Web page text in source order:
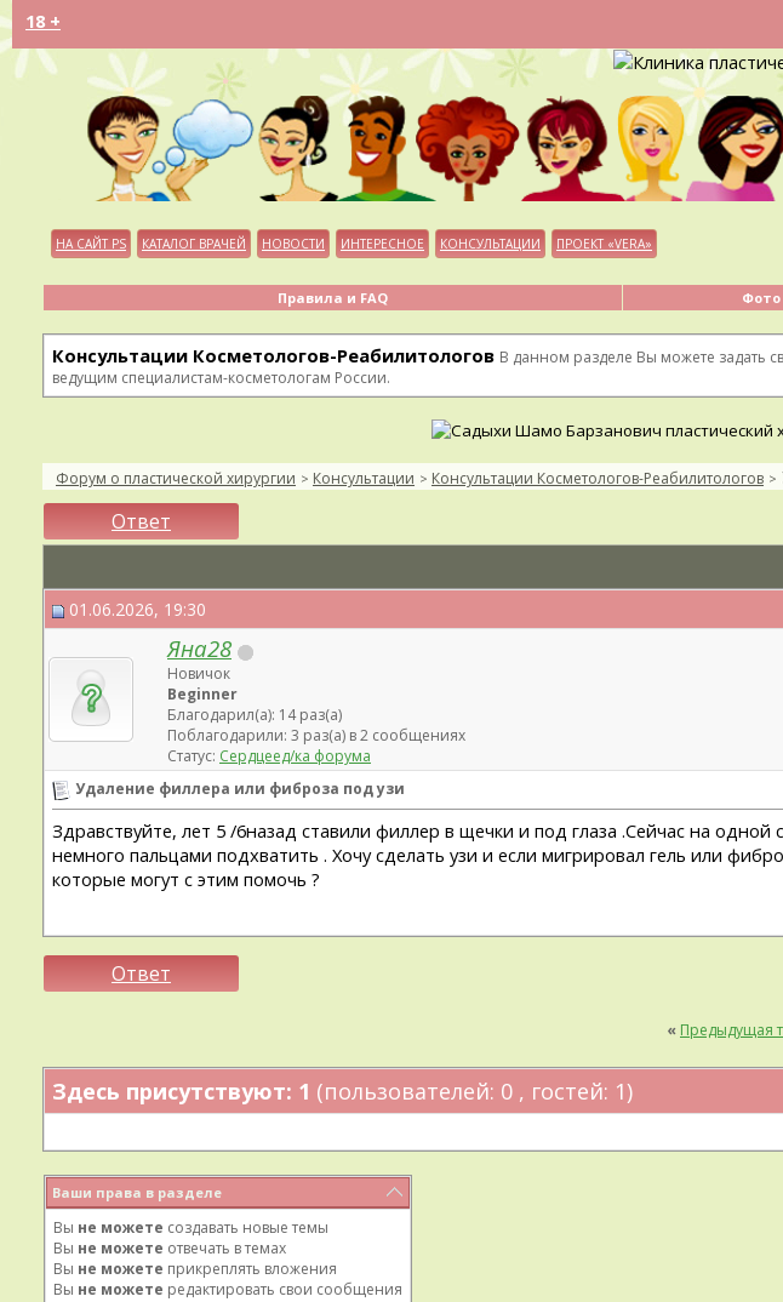
18 +
НА САЙТ PS КАТАЛОГ ВРАЧЕЙ НОВОСТИ ИНТЕРЕСНОЕ КОНСУЛЬТАЦИИ ПРОЕКТ «VERA»
Правила и FAQ Фото
Консультации Косметологов-Реабилитологов В данном разделе Вы можете задать
ведущим специалистам-косметологам России.
Форум о пластической хирургии > Консультации > Консультации Косметологов-Реабилитологов >
Ответ
01.06.2026, 19:30
Яна28
Новичок
Beginner
Благодарил(а): 14 раз(а)
Поблагодарили: 3 раз(а) в 2 сообщениях
Статус: Сердцеед/ка форума
Удаление филлера или фиброза под узи
Здравствуйте, лет 5 /6назад ставили филлер в щечки и под глаза .Сейчас на
немного пальцами подхватить . Хочу сделать узи и если мигрировал гель или
которые могут с этим помочь ?
Ответ
« Предыдущая
Здесь присутствуют: 1 (пользователей: 0 , гостей: 1)
Ваши права в разделе
Вы не можете создавать новые темы
Вы не можете отвечать в темах
Вы не можете прикреплять вложения
Вы не можете редактировать свои сообщения